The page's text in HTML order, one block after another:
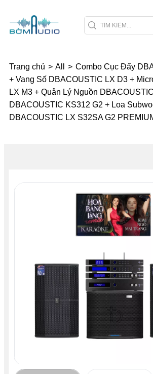
Trang chủ > All > Combo Cục Đẩy
+ Vang Số DBACOUSTIC LX D3 +
LX M3 + Quản Lý Nguồn
DBACOUSTIC KS312 G2 + Loa
DBACOUSTIC LX S32SA G2